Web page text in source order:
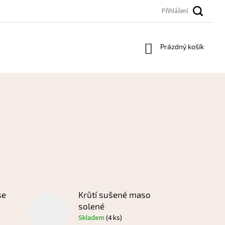
Přihlášení
Nákupní
košík
Prázdný košík
Krůtí sušené maso
solené
Skladem(4 ks)